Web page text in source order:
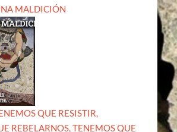
MALDICIÓN
QUE RESISTIR,
REBELARNOS, TENEMOS QUE